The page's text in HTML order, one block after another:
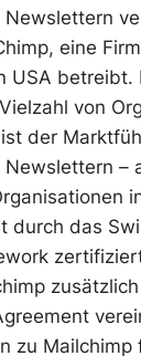
Newslettern
eine
USA betreibt.
von
der
Newslettern –
durch das
zu Mailchimp